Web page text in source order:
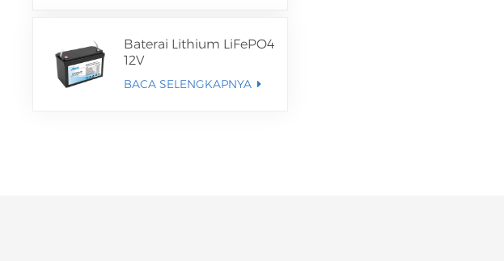
Baterai Lithium LiFePO4
12V
BACA SELENGKAPNYA